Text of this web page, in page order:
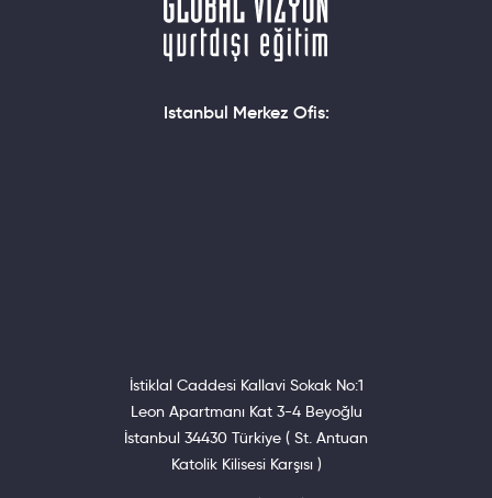
Istanbul Merkez Ofis:
İstiklal Caddesi Kallavi Sokak No:1
Leon Apartmanı Kat 3-4 Beyoğlu
İstanbul 34430 Türkiye ( St. Antuan
Katolik Kilisesi Karşısı )